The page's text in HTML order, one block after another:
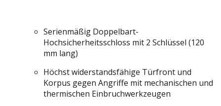
Serienmäßig Doppelbart-
Hochsicherheitsschloss mit 2 Schlüssel (120
mm lang)
Höchst widerstandsfähige Türfront und
Korpus gegen Angriffe mit mechanischen und
thermischen Einbruchwerkzeugen